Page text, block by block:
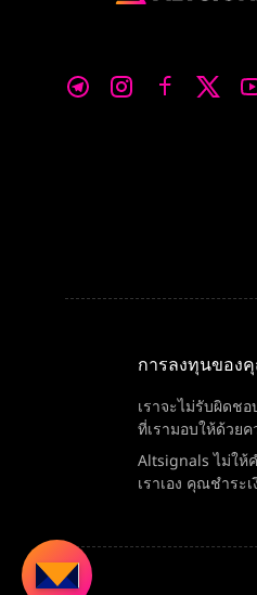
การลงทุนของ
เราจะไม่รับผิดช
ที่เรามอบให้ด้วย
Altsignals ไม่ให้
เราเอง คุณชำระ